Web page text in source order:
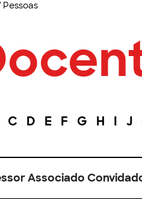
Pessoas
C D E F G H I J
Associado